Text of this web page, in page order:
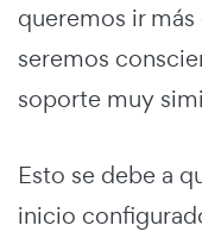
queremos ir
seremos
soporte muy
Esto se debe a
inicio